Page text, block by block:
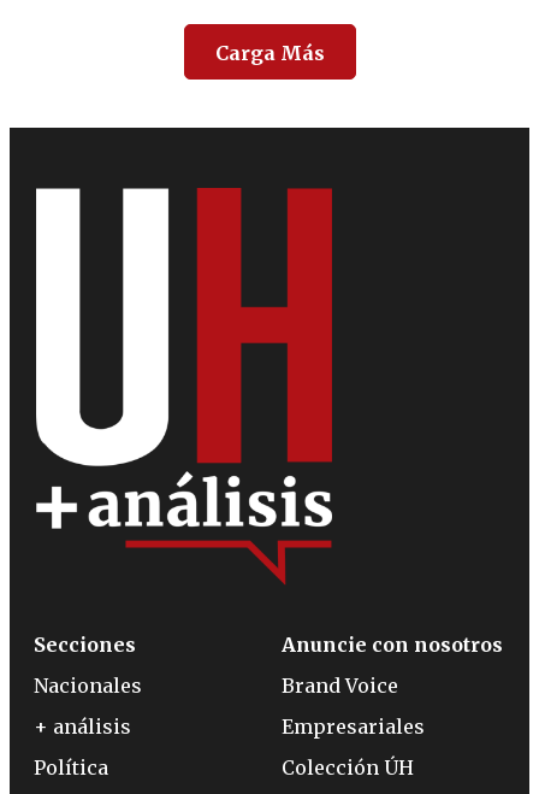
Carga Más
Secciones
Nacionales
+ análisis
Política
Anuncie con nosotros
Brand Voice
Empresariales
Colección ÚH